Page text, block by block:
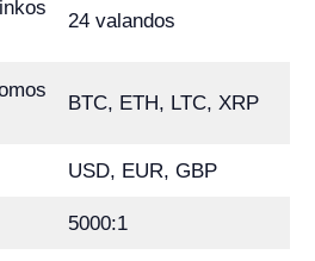
24 valandos
BTC, ETH, LTC, XRP
USD, EUR, GBP
5000:1